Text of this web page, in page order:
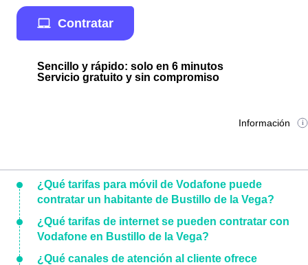
Contratar
Sencillo y rápido: solo en 6 minutos
Servicio gratuito y sin compromiso
Información
¿Qué tarifas para móvil de Vodafone puede
contratar un habitante de Bustillo de la Vega?
¿Qué tarifas de internet se pueden contratar con
Vodafone en Bustillo de la Vega?
¿Qué canales de atención al cliente ofrece